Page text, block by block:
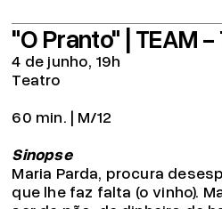
"O Pranto" | TEAM
4 de junho, 19h
Teatro
60 min. | M/12
Sinopse
Maria Parda, procura
que lhe faz falta (o vinho).